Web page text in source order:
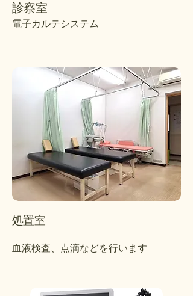
​診察室
電子カルテシステム
処置室
血液検査、点滴などを行います